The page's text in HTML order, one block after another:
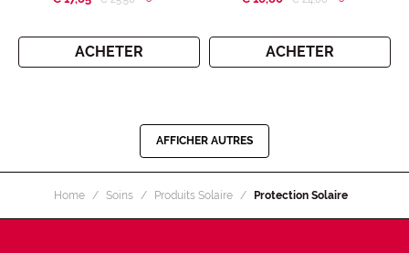
ACHETER ACHETER
AFFICHER AUTRES
Home Soins Produits Solaire Protection Solaire